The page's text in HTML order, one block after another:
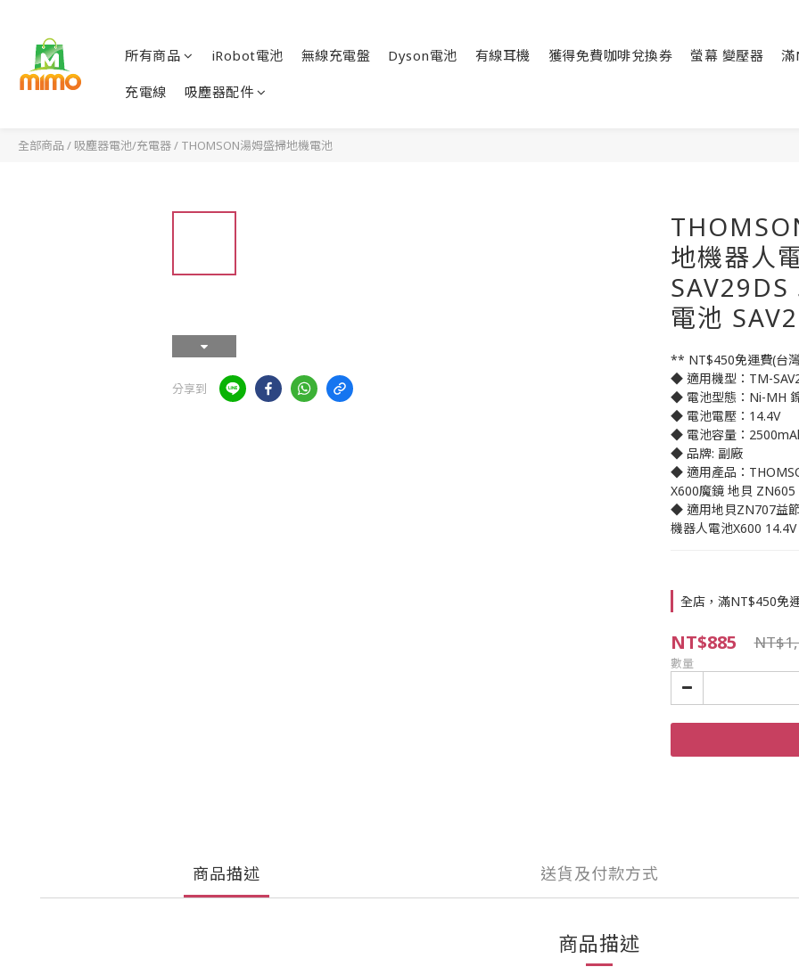
所有商品 iRobot電池 無線充電盤 Dyson電池 有線耳機 獲得免費咖啡兌換券 螢幕 變壓器 滿
充電線 吸塵器配件
全部商品 / 吸塵器電池/充電器/ THOMSON湯姆盛掃地機電池
分享到
地機器人
電池
** NT$450免運費(台
◆ 適用機型：TM-
◆ 電池型態：Ni-MH
◆ 電池電壓：14.4V
◆ 電池容量：
◆ 品牌: 副廠
◆ 適用產品：
X600魔鏡 地貝 ZN605
◆ 適用地貝ZN707益
機器人電池X600 14.4V
全店，滿NT$450免
NT$885
數量
商品描述 送貨及付款方式
商品描述